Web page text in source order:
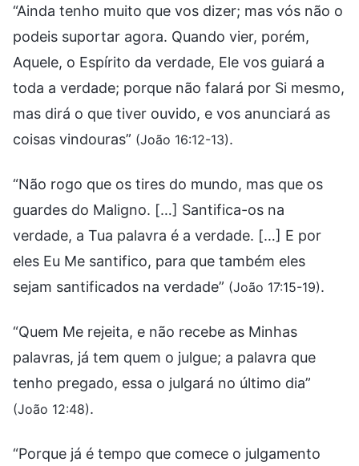
“Ainda tenho muito que vos dizer; mas vós não o
podeis suportar agora. Quando vier, porém,
Aquele, o Espírito da verdade, Ele vos guiará a
toda a verdade; porque não falará por Si mesmo,
mas dirá o que tiver ouvido, e vos anunciará as
coisas vindouras” (João 16:12-13).
“Não rogo que os tires do mundo, mas que os
guardes do Maligno. […] Santifica-os na
verdade, a Tua palavra é a verdade. […] E por
eles Eu Me santifico, para que também eles
sejam santificados na verdade” (João 17:15-19).
“Quem Me rejeita, e não recebe as Minhas
palavras, já tem quem o julgue; a palavra que
tenho pregado, essa o julgará no último dia”
(João 12:48).
“Porque já é tempo que comece o julgamento